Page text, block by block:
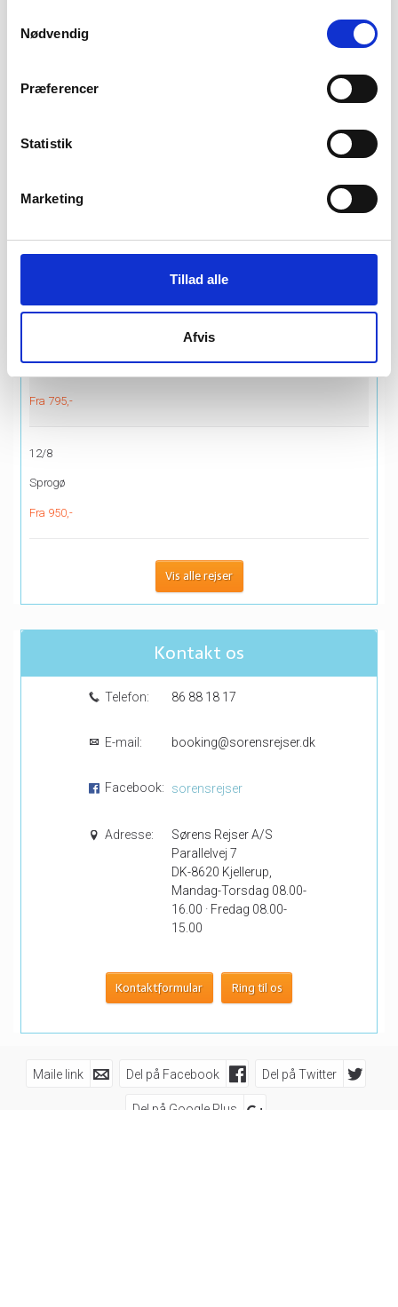
Nødvendig
Præferencer
Statistik
Marketing
Tillad alle
Afvis
Sørens Unikke - Cirkusrevyen med GULDPAKKEN
Schweiz - Bernina Express - ad verdens stejleste jernbanespor
Fra 795,-
12/8
Sprogø
Fra 950,-
Vis alle rejser
Kontakt os
Telefon: 86 88 18 17
E-mail: booking@sorensrejser.dk
Facebook: sorensrejser
Adresse:
Sørens Rejser A/S
Parallelvej 7
DK-8620 Kjellerup,
Mandag-Torsdag 08.00-
16.00 · Fredag 08.00-
15.00
Kontaktformular Ring til os
Maile link Del på Facebook Del på Twitter
Del på Google Plus